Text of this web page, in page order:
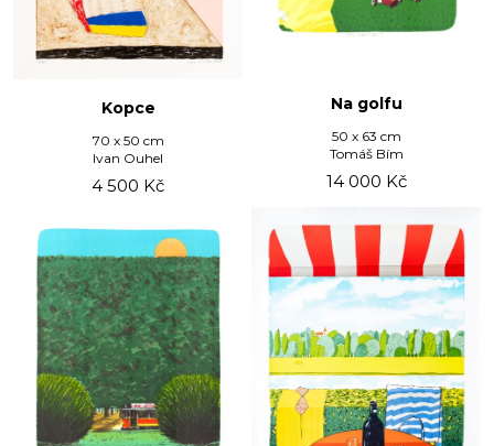
Kopce
70 x 50 cm
Ivan Ouhel
4 500 Kč
Na golfu
50 x 63 cm
Tomáš Bím
14 000 Kč